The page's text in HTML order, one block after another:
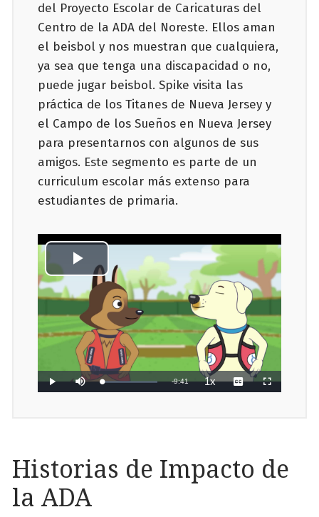
del Proyecto Escolar de Caricaturas del
Centro de la ADA del Noreste. Ellos aman
el beisbol y nos muestran que cualquiera,
ya sea que tenga una discapacidad o no,
puede jugar beisbol. Spike visita las
práctica de los Titanes de Nueva Jersey y
el Campo de los Sueños en Nueva Jersey
para presentarnos con algunos de sus
amigos. Este segmento es parte de un
curriculum escolar más extenso para
estudiantes de primaria.
Historias de Impacto de
la ADA